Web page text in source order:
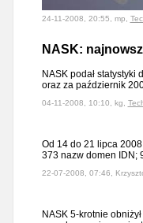
24-11-2008, 20:55, mp,
NASK:
NASK podał
oraz za październik
04-11-2008, 10:10, kg,
Od 14 do 21 lipca
373 nazw domen IDN;
22-07-2008, 07:46,
NASK 5-krotnie